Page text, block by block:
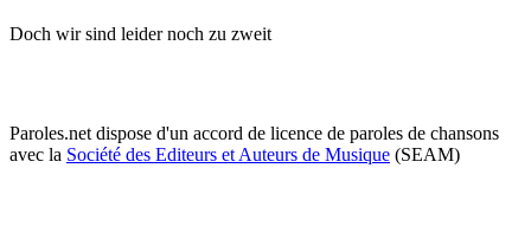
Doch wir sind leider noch zu zweit
Paroles.net dispose d'un accord de licence de paroles de chansons
avec la Société des Editeurs et Auteurs de Musique (SEAM)